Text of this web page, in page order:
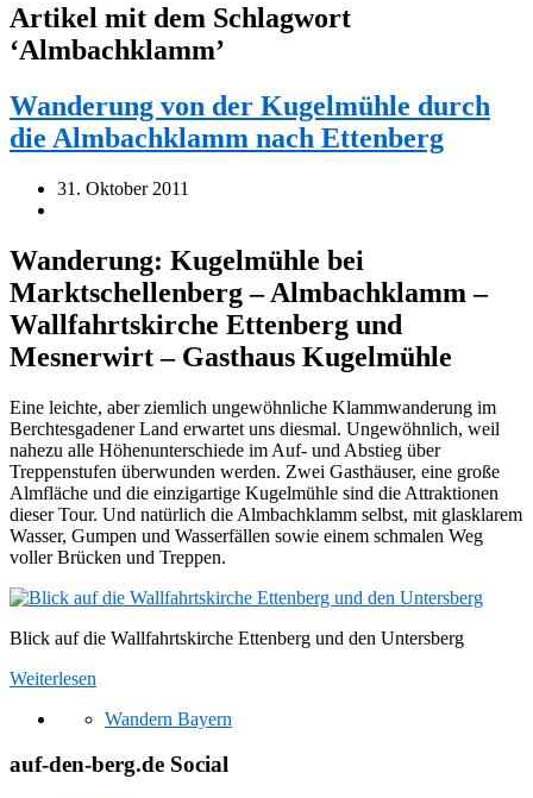
Artikel mit dem Schlagwort
‘Almbachklamm’
Wanderung von der Kugelmühle durch
die Almbachklamm nach Ettenberg
31. Oktober 2011
Wanderung: Kugelmühle bei
Marktschellenberg – Almbachklamm –
Wallfahrtskirche Ettenberg und
Mesnerwirt – Gasthaus Kugelmühle
Eine leichte, aber ziemlich ungewöhnliche Klammwanderung im
Berchtesgadener Land erwartet uns diesmal. Ungewöhnlich, weil
nahezu alle Höhenunterschiede im Auf- und Abstieg über
Treppenstufen überwunden werden. Zwei Gasthäuser, eine große
Almfläche und die einzigartige Kugelmühle sind die Attraktionen
dieser Tour. Und natürlich die Almbachklamm selbst, mit glasklarem
Wasser, Gumpen und Wasserfällen sowie einem schmalen Weg
voller Brücken und Treppen.
Blick auf die Wallfahrtskirche Ettenberg und den Untersberg
Weiterlesen
Wandern Bayern
auf-den-berg.de Social